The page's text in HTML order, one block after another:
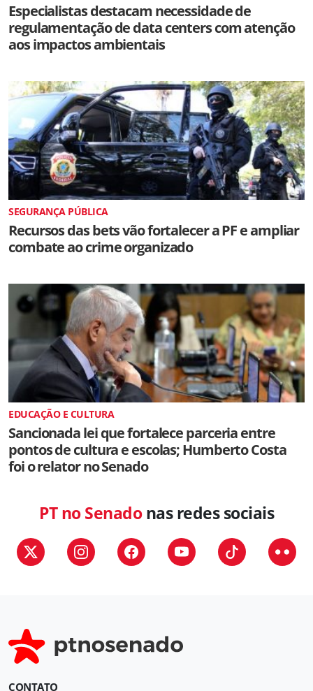
Especialistas destacam necessidade de
regulamentação de data centers com atenção
aos impactos ambientais
SEGURANÇA PÚBLICA
Recursos das bets vão fortalecer a PF e ampliar
combate ao crime organizado
EDUCAÇÃO E CULTURA
Sancionada lei que fortalece parceria entre
pontos de cultura e escolas; Humberto Costa
foi o relator no Senado
PT no Senadonas redes sociais
CONTATO